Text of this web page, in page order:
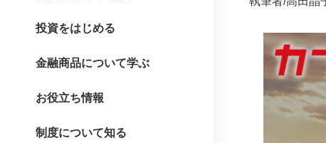
投資をはじめる
金融商品について学ぶ
お役立ち情報
制度について知る